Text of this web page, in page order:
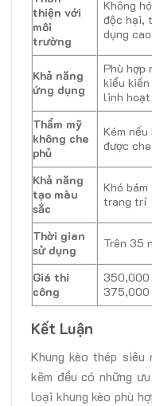
thiện với
môi
trường
Không
độc hại,
dụng cao
Khả năng
ứng dụng
Phù hợp
kiểu
linh hoạt
Thẩm mỹ
không che
phủ
Kém nếu
được
Khả năng
tạo màu
sắc
Khó bám
trang trí
Thời gian
sử dụng
Trên 35
Giá thi
công
375,000
Kết Luận
Khung kèo thép siêu
kẽm đều có những
loại khung kèo phù